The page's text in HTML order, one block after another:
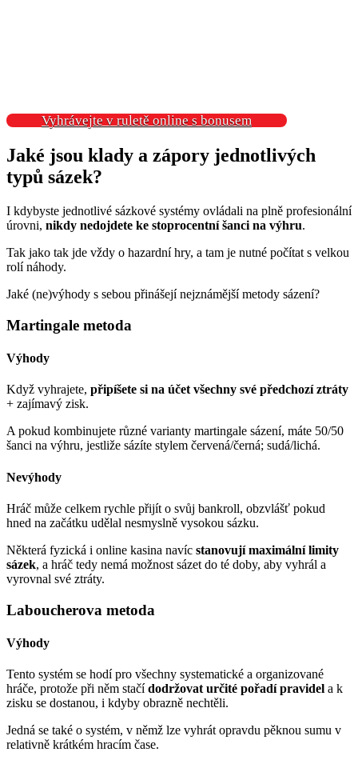
Vyhrávejte v ruletě online s bonusem
Jaké jsou klady a zápory jednotlivých
typů sázek?
I kdybyste jednotlivé sázkové systémy ovládali na plně profesionální
úrovni, nikdy nedojdete ke stoprocentní šanci na výhru.
Tak jako tak jde vždy o hazardní hry, a tam je nutné počítat s velkou
rolí náhody.
Jaké (ne)výhody s sebou přinášejí nejznámější metody sázení?
Martingale metoda
Výhody
Když vyhrajete, připíšete si na účet všechny své předchozí ztráty
+ zajímavý zisk.
A pokud kombinujete různé varianty martingale sázení, máte 50/50
šanci na výhru, jestliže sázíte stylem červená/černá; sudá/lichá.
Nevýhody
Hráč může celkem rychle přijít o svůj bankroll, obzvlášť pokud
hned na začátku udělal nesmyslně vysokou sázku.
Některá fyzická i online kasina navíc stanovují maximální limity
sázek, a hráč tedy nemá možnost sázet do té doby, aby vyhrál a
vyrovnal své ztráty.
Laboucherova metoda
Výhody
Tento systém se hodí pro všechny systematické a organizované
hráče, protože při něm stačídodržovat určité pořadí pravidel a k
zisku se dostanou, i kdyby obrazně nechtěli.
Jedná se také o systém, v němž lze vyhrát opravdu pěknou sumu v
relativně krátkém hracím čase.